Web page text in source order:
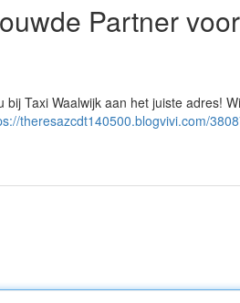
Partner voor
Taxi Waalwijk aan het juiste adres!
theresazcdt140500.blogvivi.com/